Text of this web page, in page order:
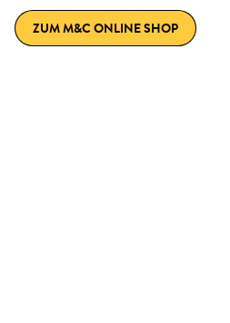
ZUM M&C ONLINE SHOP